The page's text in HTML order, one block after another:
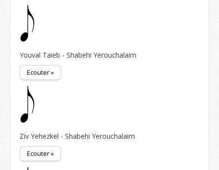
Youval Taieb - Shabehi Yerouchalaim
Ecouter »
Ziv Yehezkel - Shabehi Yerouchalaim
Ecouter »